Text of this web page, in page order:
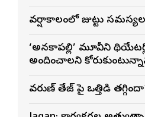
వర్షాకాలంలో జుట్టు
‘అనకాపల్లి’ మూవీని
అందించాలని
వరుణ్ తేజ్‌ పై ఒత్తిడి